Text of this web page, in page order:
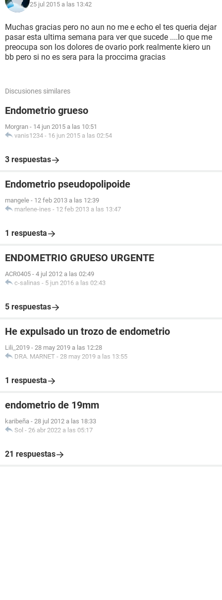
25 jul 2015 a las 13:42
Muchas gracias pero no aun no me e echo el tes queria dejar
pasar esta ultima semana para ver que sucede ....lo que me
preocupa son los dolores de ovario pork realmente kiero un
bb pero si no es sera para la proccima gracias
Discusiones similares
Endometrio grueso
Morgran - 14 jun 2015 a las 10:51
vanis1234 - 16 jun 2015 a las 02:54
3 respuestas
Endometrio pseudopolipoide
mangele - 12 feb 2013 a las 12:39
marlene-ines - 12 feb 2013 a las 13:47
1 respuesta
ENDOMETRIO GRUESO URGENTE
ACR0405 - 4 jul 2012 a las 02:49
c-salinas - 5 jun 2016 a las 02:43
5 respuestas
He expulsado un trozo de endometrio
Lili_2019 - 28 may 2019 a las 12:28
DRA. MARNET - 28 may 2019 a las 13:55
1 respuesta
endometrio de 19mm
karibeña - 28 jul 2012 a las 18:33
Sol - 26 abr 2022 a las 05:17
21 respuestas